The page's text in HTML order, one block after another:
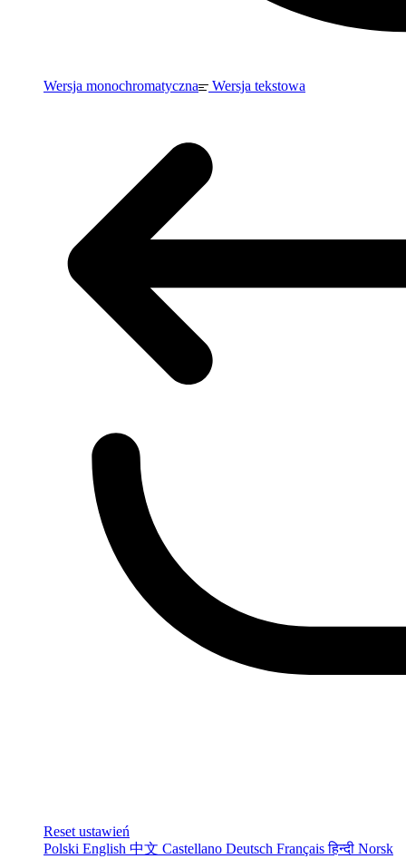
Wersja monochromatyczna Wersja tekstowa
Reset ustawień
Polski English 中文 Castellano Deutsch Françaisहिन्दी Norsk